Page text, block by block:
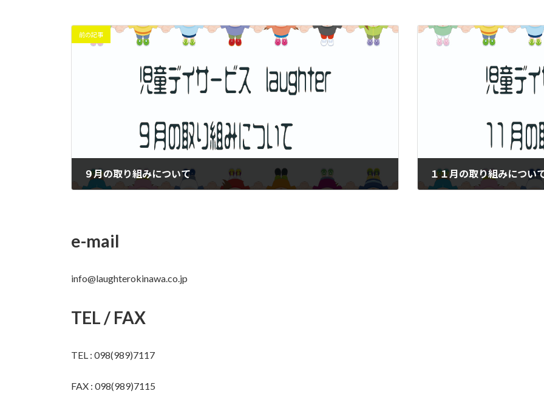
前の記事
９月の取り組みについて １１月の取り組みについ
e-mail
info@laughterokinawa.co.jp
TEL / FAX
TEL : 098(989)7117
FAX : 098(989)7115